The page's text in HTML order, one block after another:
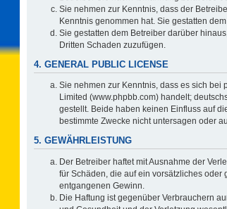
Sie nehmen zur Kenntnis, dass der
Kenntnis genommen hat. Sie gestatten
Sie gestatten dem Betreiber darüber
Dritten Schaden zuzufügen.
4. GENERAL PUBLIC LICENSE
Sie nehmen zur Kenntnis, dass es sich bei
Limited (www.phpbb.com) handelt;
gestellt. Beide haben keinen Einfluss auf
bestimmte Zwecke nicht untersagen oder
5. GEWÄHRLEISTUNG
Der Betreiber haftet mit Ausnahme der
für Schäden, die auf ein vorsätzliches
entgangenen Gewinn.
Die Haftung ist gegenüber Verbrauchern